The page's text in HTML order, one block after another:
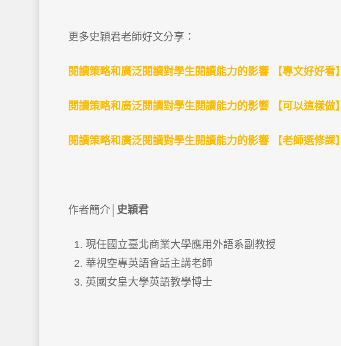
更多史穎君老師好文分享：
閱讀策略和廣泛閱讀對學生閱讀能力的影響 【專文好好看】
閱讀策略和廣泛閱讀對學生閱讀能力的影響 【可以這樣做】
閱讀策略和廣泛閱讀對學生閱讀能力的影響 【老師選修課】
作者簡介│ 史穎君
現任國立臺北商業大學應用外語系副教授
華視空專英語會話主講老師
英國女皇大學英語教學博士